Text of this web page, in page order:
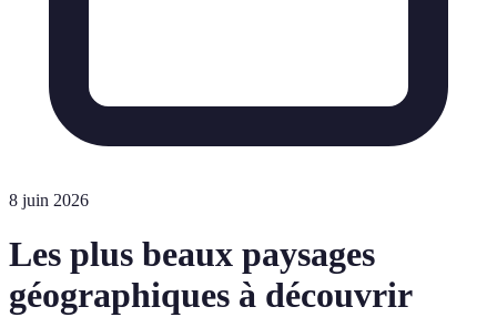
8 juin 2026
Les plus beaux paysages
géographiques à découvrir